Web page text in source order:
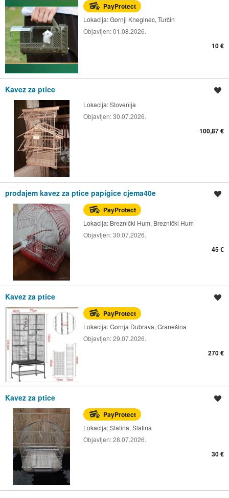
PayProtect
Lokacija:Gornji Kneginec, Turčin
Objavljen:01.08.2026.
10 €
Kavez za ptice
Lokacija:Slovenija
Objavljen:30.07.2026.
100,87 €
prodajem kavez za ptice papigice cjema40e
PayProtect
Lokacija: Breznički Hum, Breznički Hum
Objavljen:30.07.2026.
45 €
Kavez za ptice
PayProtect
Lokacija:Gornja Dubrava, Granešina
Objavljen:29.07.2026.
270 €
Kavez za ptice
PayProtect
Lokacija:Slatina, Slatina
Objavljen:28.07.2026.
30 €